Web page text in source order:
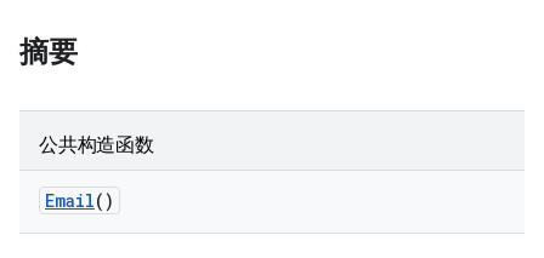
摘要
公共构造函数
Email()